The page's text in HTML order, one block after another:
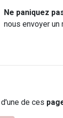
Ne paniquez
nous envoyer un
de ces